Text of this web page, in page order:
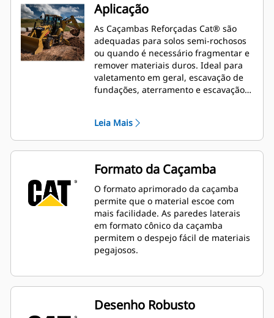
Aplicação
As Caçambas Reforçadas Cat® são
adequadas para solos semi-rochosos
ou quando é necessário fragmentar e
remover materiais duros. Ideal para
valetamento em geral, escavação de
fundações, aterramento e escavação
Leia Mais
Formato da Caçamba
O formato aprimorado da caçamba
permite que o material escoe com
mais facilidade. As paredes laterais
em formato cônico da caçamba
permitem o despejo fácil de materiais
pegajosos.
Desenho Robusto